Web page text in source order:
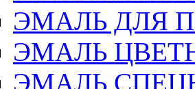
ЭМАЛЬ ДЛЯ
ЭМАЛЬ
ЭМАЛЬ